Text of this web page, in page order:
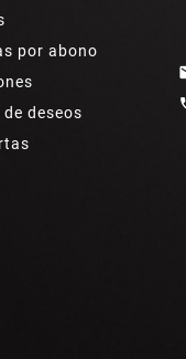
por abono
deseos